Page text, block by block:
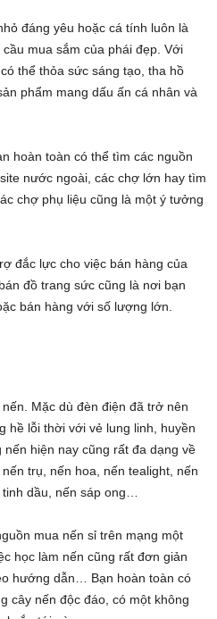
đáng yêu hoặc cá tính luôn là
mua sắm của phái đẹp. Với
thể thỏa sức sáng tạo, tha hồ
phẩm mang dấu ấn cá nhân và
hoàn toàn có thể tìm các nguồn
nước ngoài, các chợ lớn hay tìm
chợ phụ liệu cũng là một ý tưởng
đắc lực cho việc bán hàng của
đồ trang sức cũng là nơi bạn
bán hàng với số lượng lớn.
Mặc dù đèn điện đã trở nên
hề lỗi thời với vẻ lung linh, huyền
hiện nay cũng rất đa dạng về
trụ, nến hoa, nến tealight, nến
dầu, nến sáp ong…
mua nến sỉ trên mạng một
học làm nến cũng rất đơn giản
hướng dẫn… Bạn hoàn toàn có
cây nến độc đáo, có một không